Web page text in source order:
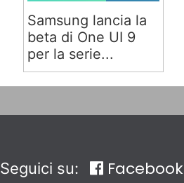
Samsung lancia la
beta di One UI 9
per la serie...
Seguici su: Facebook